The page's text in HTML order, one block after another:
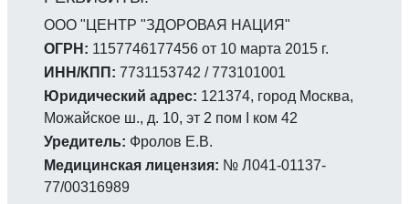
ООО "ЦЕНТР "ЗДОРОВАЯ НАЦИЯ"
ОГРН: 1157746177456 от 10 марта 2015 г.
ИНН/КПП: 7731153742 / 773101001
Юридический адрес: 121374, город Москва,
Можайское ш., д. 10, эт 2 пом I ком 42
Уредитель: Фролов Е.В.
Медицинская лицензия: № Л041-01137-
77/00316989